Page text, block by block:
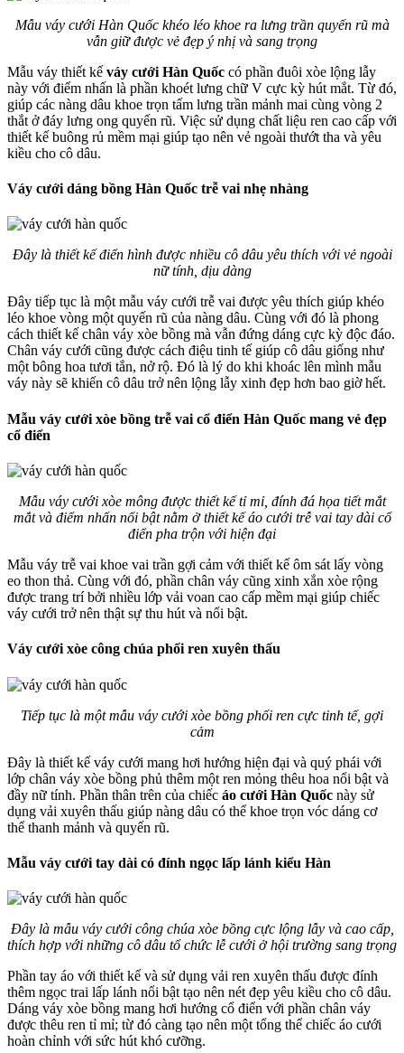
Mẫu váy cưới Hàn Quốc khéo léo khoe ra lưng trần quyến rũ mà
vẫn giữ được vẻ đẹp ý nhị và sang trọng
Mẫu váy thiết kế váy cưới Hàn Quốc có phần đuôi xòe lộng lẫy
này với điểm nhấn là phần khoét lưng chữ V cực kỳ hút mắt. Từ đó,
giúp các nàng dâu khoe trọn tấm lưng trần mảnh mai cùng vòng 2
thắt ở đáy lưng ong quyến rũ. Việc sử dụng chất liệu ren cao cấp với
thiết kế buông rủ mềm mại giúp tạo nên vẻ ngoài thướt tha và yêu
kiều cho cô dâu.
Váy cưới dáng bồng Hàn Quốc trễ vai nhẹ nhàng
Đây là thiết kế điển hình được nhiều cô dâu yêu thích với vẻ ngoài
nữ tính, dịu dàng
Đây tiếp tục là một mẫu váy cưới trễ vai được yêu thích giúp khéo
léo khoe vòng một quyến rũ của nàng dâu. Cùng với đó là phong
cách thiết kế chân váy xòe bồng mà vẫn đứng dáng cực kỳ độc đáo.
Chân váy cưới cũng được cách điệu tinh tế giúp cô dâu giống như
một bông hoa tươi tắn, nở rộ. Đó là lý do khi khoác lên mình mẫu
váy này sẽ khiến cô dâu trở nên lộng lẫy xinh đẹp hơn bao giờ hết.
Mẫu váy cưới xòe bồng trễ vai cổ điển Hàn Quốc mang vẻ đẹp
cổ điển
Mẫu váy cưới xòe mông được thiết kế tỉ mỉ, đính đá họa tiết mắt
mắt và điểm nhấn nổi bật nằm ở thiết kế áo cưới trễ vai tay dài cổ
điển pha trộn với hiện đại
Mẫu váy trễ vai khoe vai trần gợi cảm với thiết kế ôm sát lấy vòng
eo thon thả. Cùng với đó, phần chân váy cũng xinh xắn xòe rộng
được trang trí bởi nhiều lớp vải voan cao cấp mềm mại giúp chiếc
váy cưới trở nên thật sự thu hút và nổi bật.
Váy cưới xòe công chúa phối ren xuyên thấu
Tiếp tục là một mẫu váy cưới xòe bồng phối ren cực tinh tế, gợi
cảm
Đây là thiết kế váy cưới mang hơi hướng hiện đại và quý phái với
lớp chân váy xòe bồng phủ thêm một ren mỏng thêu hoa nổi bật và
đầy nữ tính. Phần thân trên của chiếc áo cưới Hàn Quốc này sử
dụng vải xuyên thấu giúp nàng dâu có thể khoe trọn vóc dáng cơ
thể thanh mảnh và quyến rũ.
Mẫu váy cưới tay dài có đính ngọc lấp lánh kiểu Hàn
Đây là mẫu váy cưới công chúa xòe bồng cực lộng lẫy và cao cấp,
thích hợp với những cô dâu tổ chức lễ cưới ở hội trường sang trọng
Phần tay áo với thiết kế và sử dụng vải ren xuyên thấu được đính
thêm ngọc trai lấp lánh nổi bật tạo nên nét đẹp yêu kiều cho cô dâu.
Dáng váy xòe bồng mang hơi hướng cổ điển với phần chân váy
được thêu ren tỉ mỉ; từ đó càng tạo nên một tổng thể chiếc áo cưới
hoàn chỉnh với sức hút khó cưỡng.